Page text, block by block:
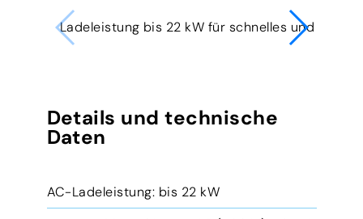
Ladeleistung bis 22 kW für schnelles und
Details und technische
Daten
AC-Ladeleistung: bis 22 kW